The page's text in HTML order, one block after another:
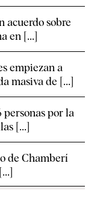
acuerdo sobre
en [...]
empiezan a
masiva de [...]
personas por la
[...]
de Chamberí